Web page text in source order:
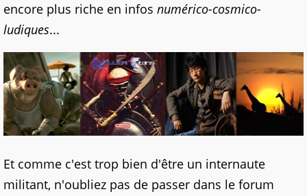
encore plus riche en infos numérico-cosmico-
ludiques...
Et comme c'est trop bien d'être un internaute
militant, n'oubliez pas de passer dans le forum